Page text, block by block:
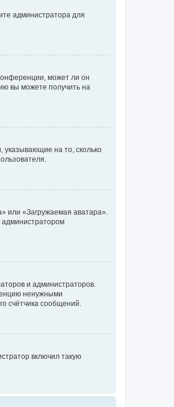
администратора для
может ли он
вы можете получить на
указывающие на то, сколько
или «Загружаемая аватара».
администратором
и администраторов.
ненужными
счётчика сообщений.
включил такую